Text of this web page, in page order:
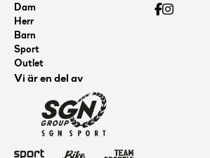
Dam
Herr
Barn
Sport
Outlet
Vi är en del av